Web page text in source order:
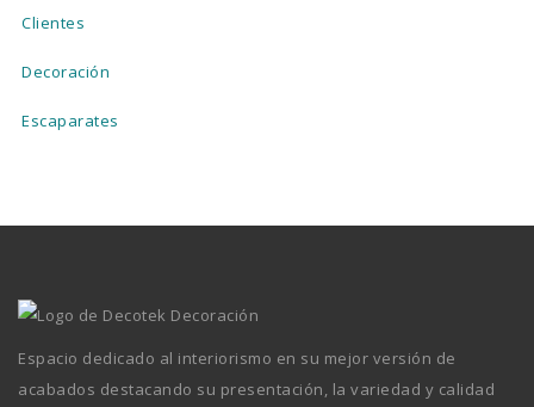
Clientes
Decoración
Escaparates
Espacio dedicado al interiorismo en su mejor versión de
acabados destacando su presentación, la variedad y calidad